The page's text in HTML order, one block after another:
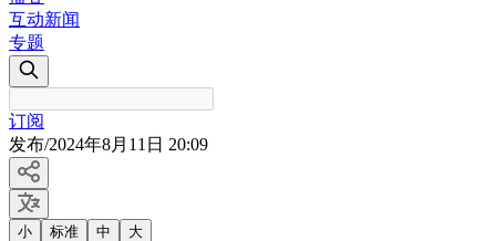
互动新闻
专题
订阅
发布/2024年8月11日 20:09
小 标准 中 大